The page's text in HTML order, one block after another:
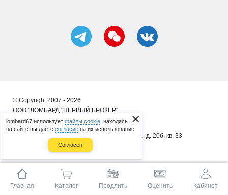
lombard67 использует файлы cookie , находясь
на сайте вы даете согласие на их использование
Согласен
© Copyright 2007 - 2026
ООО "ЛОМБАРД "ПЕРВЫЙ БРОКЕР"
ИП Сергеенков А. В.
почт. адрес: 214014, г. Смоленск, ул. 8 Марта, д. 20б, кв. 33
ОГРНИП 314673323400086
Главная Каталог Продлить Оценить Кабинет